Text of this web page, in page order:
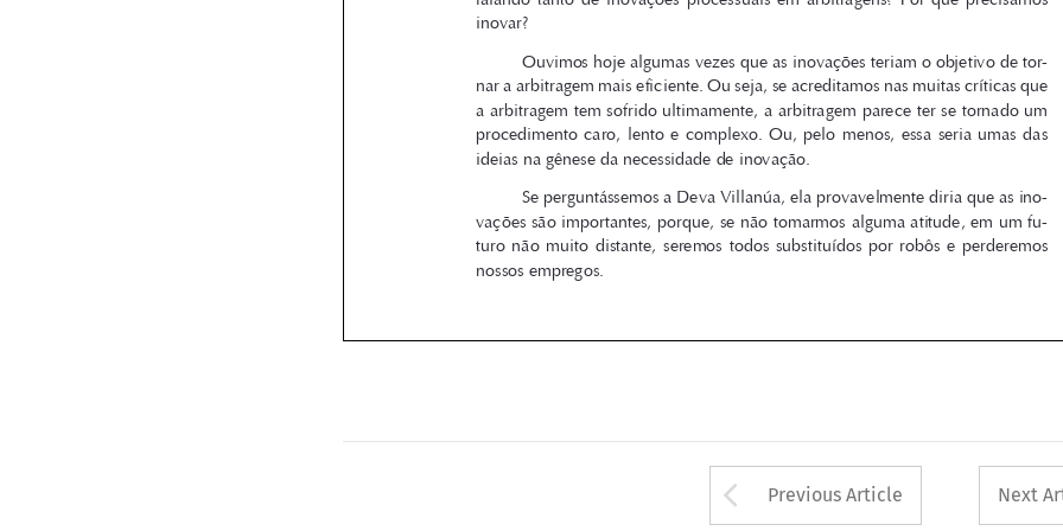










nar a arbitragem mais eficiente. Ou seja, se acreditamos nas muitas críticas que
ideias na gênese da necessidade de inovação.
Se perguntássemos a Deva Villanúa, ela provavelmente diria que as ino-
vações são importantes, porque, se não tomarmos alguma atitude, em um fu-
turo  não  muito  distante,  seremos  todos  substituídos  por  robôs  e  perderemos
nossos empregos.
RBA_78 - com sentença.indd   231 30/06/2023   17:56:10
Arrow button used
Previous Article Next